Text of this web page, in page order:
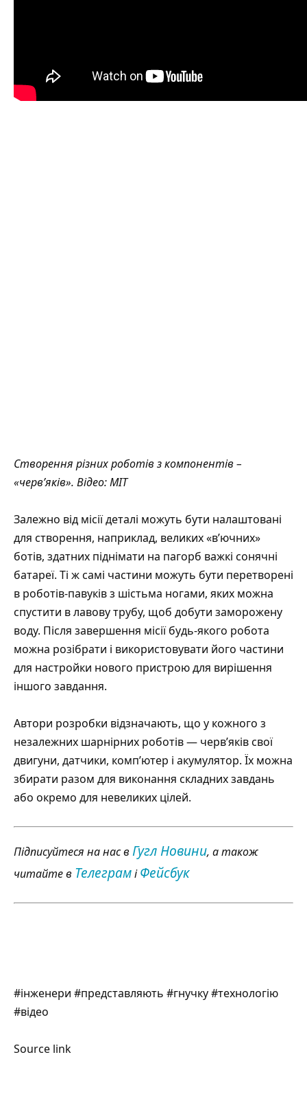
Створення різних роботів з компонентів –
«черв’яків». Відео: MIT
Залежно від місії деталі можуть бути налаштовані
для створення, наприклад, великих «в’ючних»
ботів, здатних піднімати на пагорб важкі сонячні
батареї. Ті ж самі частини можуть бути перетворені
в роботів-павуків з шістьма ногами, яких можна
спустити в лавову трубу, щоб добути заморожену
воду. Після завершення місії будь-якого робота
можна розібрати і використовувати його частини
для настройки нового пристрою для вирішення
іншого завдання.
Автори розробки відзначають, що у кожного з
незалежних шарнірних роботів — черв’яків свої
двигуни, датчики, комп’ютер і акумулятор. Їх можна
збирати разом для виконання складних завдань
або окремо для невеликих цілей.
Підписуйтеся на нас вГугл Новини, а також
читайте в ТелеграміФейсбук
#інженери #представляють #гнучку #технологію
#відео
Source link